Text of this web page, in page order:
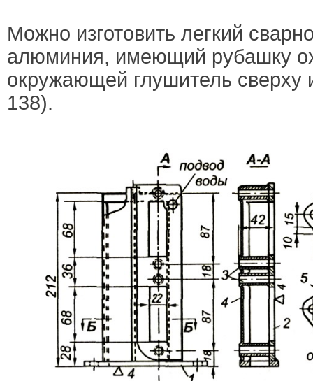
Можно изготовить легкий
алюминия, имеющий рубашку
окружающей глушитель сверху
138).